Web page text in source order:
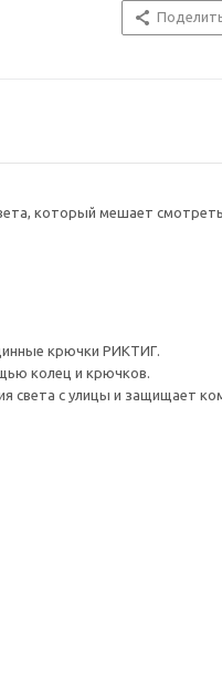
который мешает
крючки РИКТИГ.
колец и крючков.
света с улицы и защищает